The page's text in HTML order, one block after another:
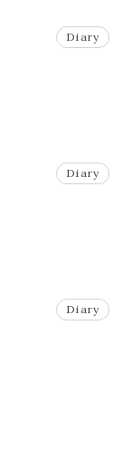
Diary
Diary
Diary